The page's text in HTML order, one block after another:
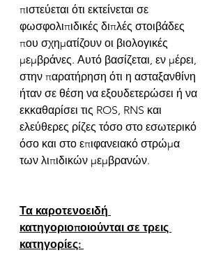
πιστεύεται ότι εκτείνεται σε
φωσφολιπιδικές διπλές στοιβάδες
που σχηματίζουν οι βιολογικές
μεμβράνες. Αυτό βασίζεται, εν μέρει,
στην παρατήρηση ότι η ασταξανθίνη
ήταν σε θέση να εξουδετερώσει ή να
εκκαθαρίσει τις ROS, RNS και
ελεύθερες ρίζες τόσο στο εσωτερικό
όσο και στο επιφανειακό στρώμα
των λιπιδικών μεμβρανών.
Τα καροτενοειδή
κατηγοριοποιούνται σε τρεις
κατηγορίες: